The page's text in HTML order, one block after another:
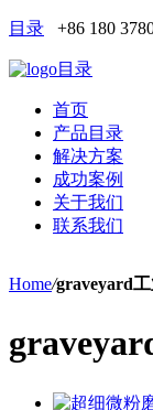
目录 +86 180
目录
首页
产品目录
解决方案
成功案例
关于我们
联系我们
Home/graveyard